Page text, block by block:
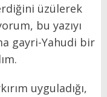
üzülerek
bu yazıyı
gayri-Yahudi bir
uyguladığı,